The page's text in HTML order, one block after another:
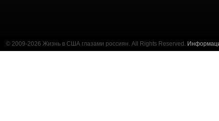
© 2009-2026 Жизнь в США глазами россиян. All Rights Reserved.